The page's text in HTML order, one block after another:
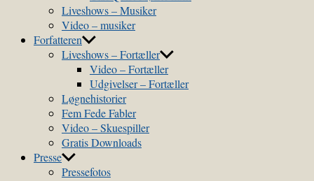
Liveshows – Musiker
Video – musiker
Forfatteren
Liveshows – Fortæller
Video – Fortæller
Udgivelser – Fortæller
Løgnehistorier
Fem Fede Fabler
Video – Skuespiller
Gratis Downloads
Presse
Pressefotos